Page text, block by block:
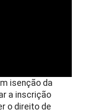
isenção da
a inscrição
o direito de